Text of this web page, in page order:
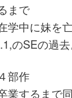
まで
学中に妹を
のSEの過去
部作
業するまで